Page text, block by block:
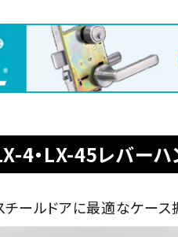
4・LX-45レバー
チールドアに最適なケー